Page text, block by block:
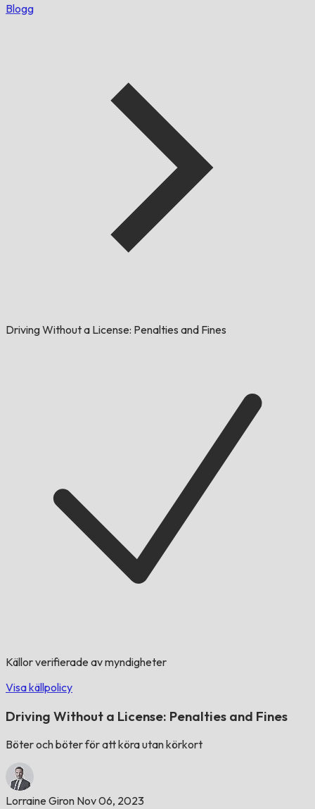
Blogg
Driving Without a License: Penalties and Fines
Källor verifierade av myndigheter
Visa källpolicy
Driving Without a License: Penalties and Fines
Böter och böter för att köra utan körkort
Lorraine Giron Nov 06, 2023